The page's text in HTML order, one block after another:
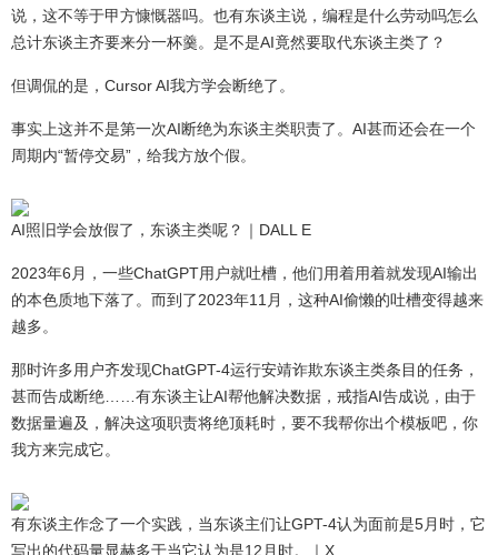
说，这不等于甲方慷慨器吗。也有东谈主说，编程是什么劳动吗怎么
总计东谈主齐要来分一杯羹。是不是AI竟然要取代东谈主类了？
但调侃的是，Cursor AI我方学会断绝了。
事实上这并不是第一次AI断绝为东谈主类职责了。AI甚而还会在一个
周期内“暂停交易”，给我方放个假。
AI照旧学会放假了，东谈主类呢？｜DALL E
2023年6月，一些ChatGPT用户就吐槽，他们用着用着就发现AI输出
的本色质地下落了。而到了2023年11月，这种AI偷懒的吐槽变得越来
越多。
那时许多用户齐发现ChatGPT-4运行安靖诈欺东谈主类条目的任务，
甚而告成断绝……有东谈主让AI帮他解决数据，戒指AI告成说，由于
数据量遍及，解决这项职责将绝顶耗时，要不我帮你出个模板吧，你
我方来完成它。
有东谈主作念了一个实践，当东谈主们让GPT-4认为面前是5月时，它
写出的代码量显赫多于当它认为是12月时。｜X